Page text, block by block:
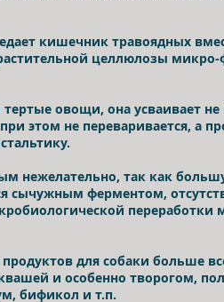
кишечник травоядных
целлюлозы
овощи, она усваивает не
этом не переваривается, а
нежелательно, так как
сычужным ферментом,
переработки
для собаки больше
и особенно творогом,
бификол и т.п.